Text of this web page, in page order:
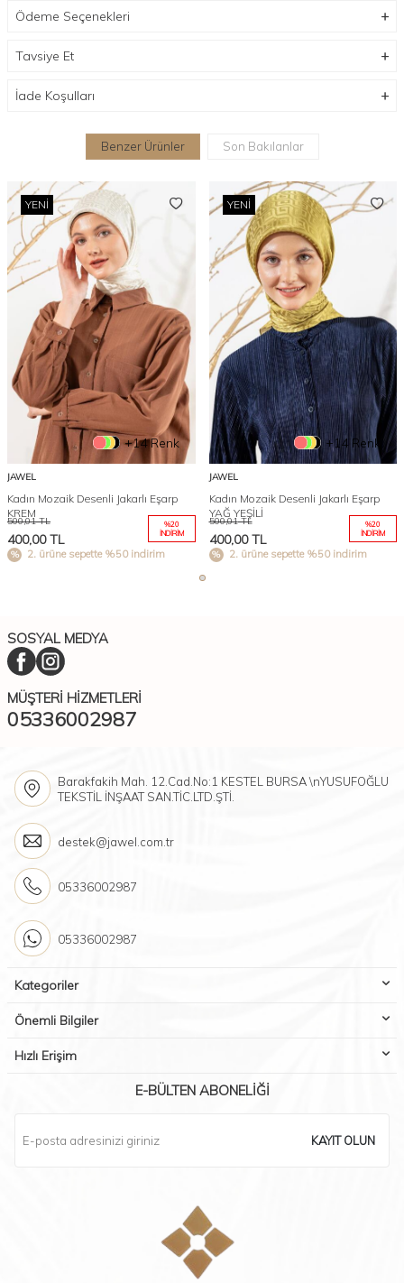
Ödeme Seçenekleri
Tavsiye Et
İade Koşulları
Benzer Ürünler Son Bakılanlar
+14 Renk
YENI
JAWEL
Kadın Mozaik Desenli Jakarlı Eşarp
KREM
500,01TL
400,00TL
%20
İNDIRIM
2. ürüne sepette %50 indirim
+14 Renk
YENI
JAWEL
Kadın Mozaik Desenli Jakarlı Eşarp
YAĞ YEŞİLİ
500,01TL
400,00TL
%20
İNDIRIM
2. ürüne sepette %50 indirim
SOSYAL MEDYA
MÜŞTERI HIZMETLERI
05336002987
Barakfakih Mah. 12.Cad.No:1 KESTEL BURSA \nYUSUFOĞLU
TEKSTİL İNŞAAT SAN.TİC.LTD.ŞTİ.
destek@jawel.com.tr
05336002987
05336002987
Kategoriler
Önemli Bilgiler
Hızlı Erişim
E-BÜLTEN ABONELIĞI
KAYIT OLUN